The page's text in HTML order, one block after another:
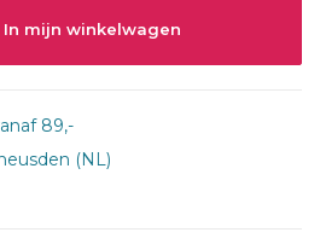
In mijn winkelwagen
89,-
(NL)